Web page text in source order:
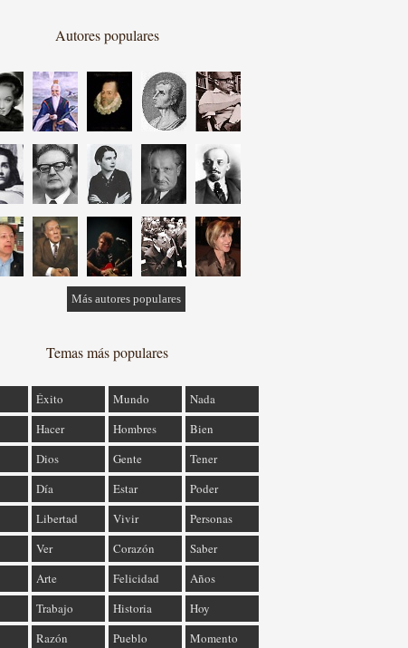
Autores populares
Más autores populares
Temas más populares
Éxito Mundo
Nada
Hacer Hombres
Bien
Dios Gente
Tener
Día Estar
Poder
Libertad Vivir
Personas
Ver Corazón
Saber
Arte Felicidad
Años
Trabajo Historia
Hoy
Razón Pueblo Momento